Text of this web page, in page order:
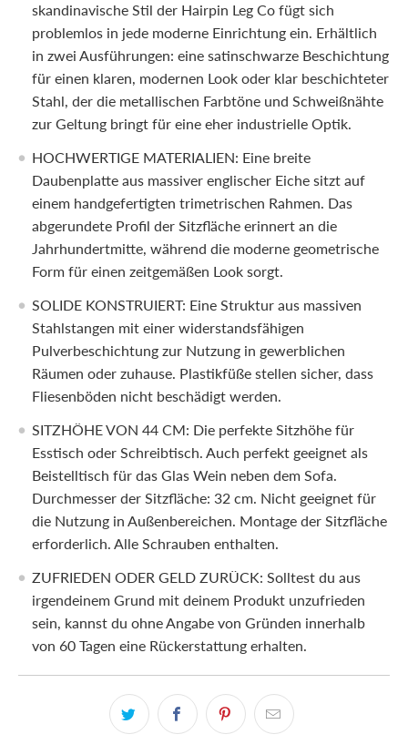
skandinavische Stil der Hairpin Leg Co fügt sich
problemlos in jede moderne Einrichtung ein. Erhältlich
in zwei Ausführungen: eine satinschwarze Beschichtung
für einen klaren, modernen Look oder klar beschichteter
Stahl, der die metallischen Farbtöne und Schweißnähte
zur Geltung bringt für eine eher industrielle Optik.
HOCHWERTIGE MATERIALIEN: Eine breite
Daubenplatte aus massiver englischer Eiche sitzt auf
einem handgefertigten trimetrischen Rahmen. Das
abgerundete Profil der Sitzfläche erinnert an die
Jahrhundertmitte, während die moderne geometrische
Form für einen zeitgemäßen Look sorgt.
SOLIDE KONSTRUIERT: Eine Struktur aus massiven
Stahlstangen mit einer widerstandsfähigen
Pulverbeschichtung zur Nutzung in gewerblichen
Räumen oder zuhause. Plastikfüße stellen sicher, dass
Fliesenböden nicht beschädigt werden.
SITZHÖHE VON 44 CM: Die perfekte Sitzhöhe für
Esstisch oder Schreibtisch. Auch perfekt geeignet als
Beistelltisch für das Glas Wein neben dem Sofa.
Durchmesser der Sitzfläche: 32 cm. Nicht geeignet für
die Nutzung in Außenbereichen. Montage der Sitzfläche
erforderlich. Alle Schrauben enthalten.
ZUFRIEDEN ODER GELD ZURÜCK: Solltest du aus
irgendeinem Grund mit deinem Produkt unzufrieden
sein, kannst du ohne Angabe von Gründen innerhalb
von 60 Tagen eine Rückerstattung erhalten.